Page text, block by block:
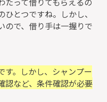
とつですね。しかし、
ので、借り手は一握りで
す。しかし、シャンプー
認など、条件確認が必要